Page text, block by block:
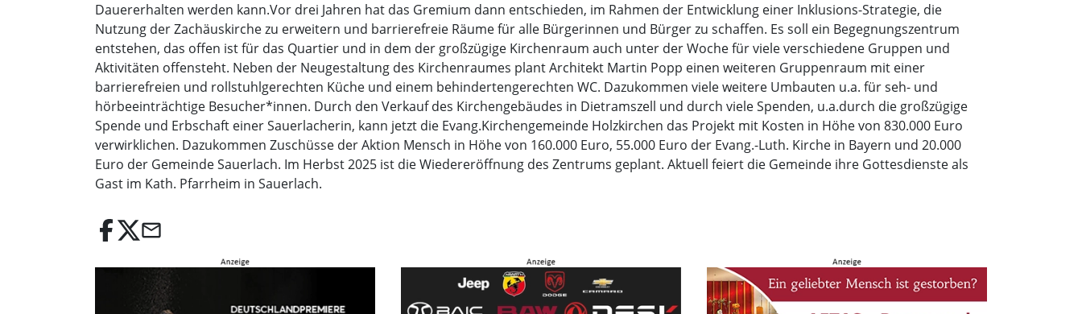
Dauererhalten werden kann.Vor drei Jahren hat das Gremium dann entschieden, im Rahmen der Entwicklung einer Inklusions-Strategie, die
Nutzung der Zachäuskirche zu erweitern und barrierefreie Räume für alle Bürgerinnen und Bürger zu schaffen. Es soll ein Begegnungszentrum
entstehen, das offen ist für das Quartier und in dem der großzügige Kirchenraum auch unter der Woche für viele verschiedene Gruppen und
Aktivitäten offensteht. Neben der Neugestaltung des Kirchenraumes plant Architekt Martin Popp einen weiteren Gruppenraum mit einer
barrierefreien und rollstuhlgerechten Küche und einem behindertengerechten WC. Dazukommen viele weitere Umbauten u.a. für seh- und
hörbeeinträchtige Besucher*innen. Durch den Verkauf des Kirchengebäudes in Dietramszell und durch viele Spenden, u.a.durch die großzügige
Spende und Erbschaft einer Sauerlacherin, kann jetzt die Evang.Kirchengemeinde Holzkirchen das Projekt mit Kosten in Höhe von 830.000 Euro
verwirklichen. Dazukommen Zuschüsse der Aktion Mensch in Höhe von 160.000 Euro, 55.000 Euro der Evang.-Luth. Kirche in Bayern und 20.000
Euro der Gemeinde Sauerlach. Im Herbst 2025 ist die Wiedereröffnung des Zentrums geplant. Aktuell feiert die Gemeinde ihre Gottesdienste als
Gast im Kath. Pfarrheim in Sauerlach.
email